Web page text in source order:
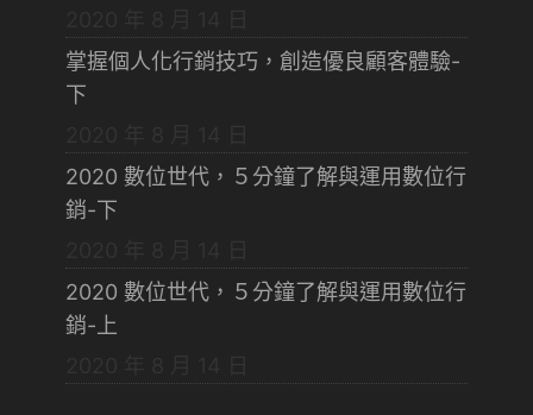
掌握個人化行銷技巧，創造優良顧客體驗-
下
2020 數位世代，５分鐘了解與運用數位行
銷-下
2020 數位世代，５分鐘了解與運用數位行
銷-上